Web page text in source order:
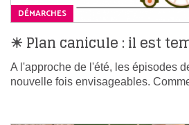
DÉMARCHES
☀ Plan canicule : il est
A l'approche de l'été, les épisodes
nouvelle fois envisageables.